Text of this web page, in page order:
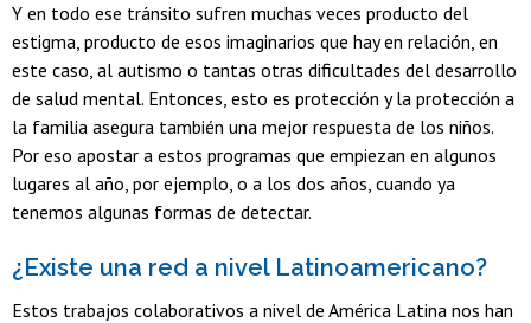
Y en todo ese tránsito sufren muchas veces producto del
estigma, producto de esos imaginarios que hay en relación, en
este caso, al autismo o tantas otras dificultades del desarrollo
de salud mental. Entonces, esto es protección y la protección a
la familia asegura también una mejor respuesta de los niños.
Por eso apostar a estos programas que empiezan en algunos
lugares al año, por ejemplo, o a los dos años, cuando ya
tenemos algunas formas de detectar.
¿Existe una red a nivel Latinoamericano?
Estos trabajos colaborativos a nivel de América Latina nos han